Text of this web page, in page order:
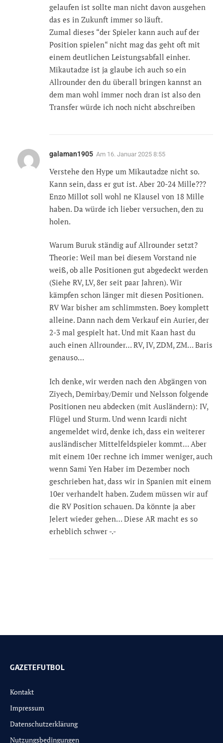
gelaufen ist sollte man nicht davon ausgehen
das es in Zukunft immer so läuft.
Zumal dieses “der Spieler kann auch auf der
Position spielen“ nicht mag das geht oft mit
einem deutlichen Leistungsabfall einher.
Mikautadze ist ja glaube ich auch so ein
Allrounder den du überall bringen kannst an
dem man wohl immer noch dran ist also den
Transfer würde ich noch nicht abschreiben
galaman1905 Am 16. Januar 2025 8:55
Verstehe den Hype um Mikautadze nicht so.
Kann sein, dass er gut ist. Aber 20-24 Mille???
Enzo Millot soll wohl ne Klausel von 18 Mille
haben. Da würde ich lieber versuchen, den zu
holen.
Warum Buruk ständig auf Allrounder setzt?
Theorie: Weil man bei diesem Vorstand nie
weiß, ob alle Positionen gut abgedeckt werden
(Siehe RV, LV, 8er seit paar Jahren). Wir
kämpfen schon länger mit diesen Positionen.
RV War bisher am schlimmsten. Boey komplett
alleine. Dann nach dem Verkauf ein Aurier, der
2-3 mal gespielt hat. Und mit Kaan hast du
auch einen Allrounder… RV, IV, ZDM, ZM… Baris
genauso…
Ich denke, wir werden nach den Abgängen von
Ziyech, Demirbay/Demir und Nelsson folgende
Positionen neu abdecken (mit Ausländern): IV,
Flügel und Sturm. Und wenn Icardi nicht
angemeldet wird, denke ich, dass ein weiterer
ausländischer Mittelfeldspieler kommt… Aber
mit einem 10er rechne ich immer weniger, auch
wenn Sami Yen Haber im Dezember noch
geschrieben hat, dass wir in Spanien mit einem
10er verhandelt haben. Zudem müssen wir auf
die RV Position schauen. Da könnte ja aber
Jelert wieder gehen… Diese AR macht es so
erheblich schwer -.-
GAZETEFUTBOL
Kontakt
Impressum
Datenschutzerklärung
Nutzungsbedingungen